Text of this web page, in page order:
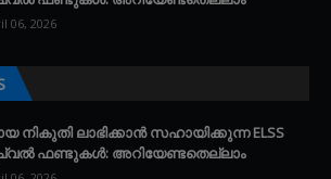
06, 2026
നികുതി ലാഭിക്കാൻ സഹായിക്കുന്ന ELSS
ഫണ്ടുകൾ: അറിയേണ്ടതെല്ലാം